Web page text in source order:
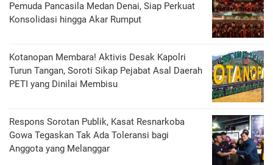
Pemuda Pancasila Medan Denai, Siap Perkuat
Konsolidasi hingga Akar Rumput
Kotanopan Membara! Aktivis Desak Kapolri
Turun Tangan, Soroti Sikap Pejabat Asal Daerah
PETI yang Dinilai Membisu
Respons Sorotan Publik, Kasat Resnarkoba
Gowa Tegaskan Tak Ada Toleransi bagi
Anggota yang Melanggar